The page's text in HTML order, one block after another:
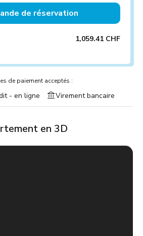
de réservation
1,059.41 CHF
de paiement acceptés :
- en ligne Virement bancaire
en 3D